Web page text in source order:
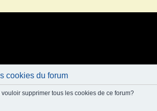
cookies du forum
vouloir supprimer tous les cookies de ce forum?